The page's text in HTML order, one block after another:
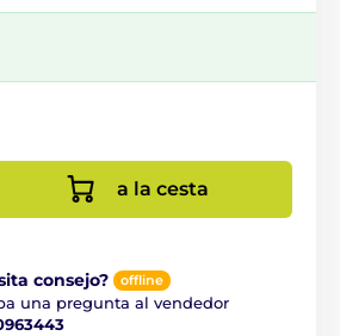
a la cesta
consejo? offline
una pregunta al vendedor